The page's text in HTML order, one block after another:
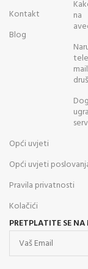
Kontakt
Blog
na
Opći uvjeti
Opći uvjeti
Pravila privatnosti
Kolačići
PRETPLATITE SE